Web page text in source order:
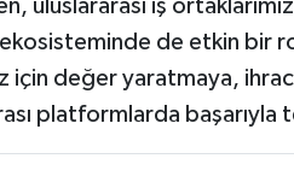
uluslararası iş
de etkin bir
değer yaratmaya,
platformlarda